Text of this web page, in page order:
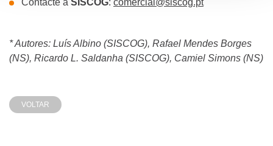
Contacte a SISCOG: comercial@siscog.pt
* Autores: Luís Albino (SISCOG), Rafael Mendes Borges
(NS), Ricardo L. Saldanha (SISCOG), Camiel Simons (NS)
VOLTAR